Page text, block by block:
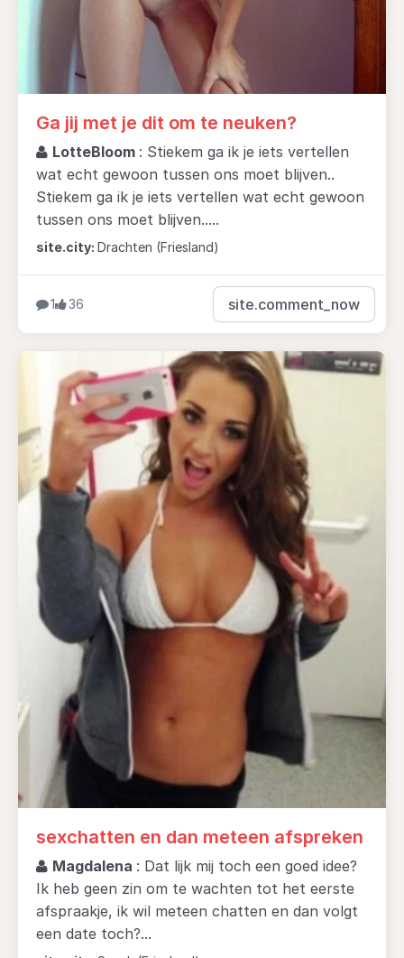
Ga jij met je dit om te neuken?
LotteBloom : Stiekem ga ik je iets vertellen
wat echt gewoon tussen ons moet blijven..
Stiekem ga ik je iets vertellen wat echt gewoon
tussen ons moet blijven.....
site.city: Drachten (Friesland)
1 36 site.comment_now
sexchatten en dan meteen afspreken
Magdalena : Dat lijk mij toch een goed idee?
Ik heb geen zin om te wachten tot het eerste
afspraakje, ik wil meteen chatten en dan volgt
een date toch?...